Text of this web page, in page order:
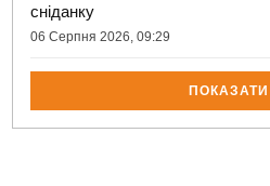
сніданку
06 Серпня 2026, 09:29